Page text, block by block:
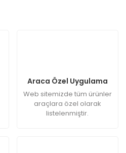
Araca Özel Uygulama
Web sitemizde tüm ürünler
araçlara özel olarak
listelenmiştir.